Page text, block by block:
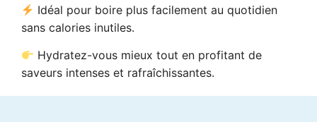
Idéal pour boire plus facilement au quotidien
sans calories inutiles.
Hydratez-vous mieux tout en profitant de
saveurs intenses et rafraîchissantes.